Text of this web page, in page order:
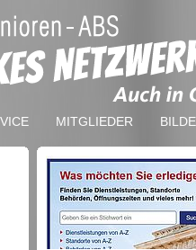
MITGLIEDER